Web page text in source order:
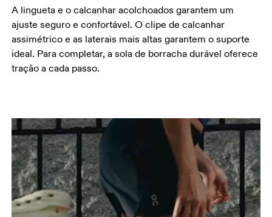
A lingueta e o calcanhar acolchoados garantem um
ajuste seguro e confortável. O clipe de calcanhar
assimétrico e as laterais mais altas garantem o suporte
ideal. Para completar, a sola de borracha durável oferece
tração a cada passo.